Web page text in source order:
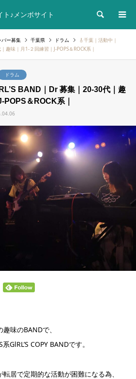
♪メンボサイト 検索
バー募集 千葉県 ドラム
🎸千葉｜活動中｜
趣味｜月1-２回練習｜J-POPS＆ROCK系｜
ドラム
BAND｜Dr 募集｜20-30代｜趣
POPS＆ROCK系｜
味のBANDで、
GlRL’S COPY BANDです。
居で定期的な活動が困難になる為、